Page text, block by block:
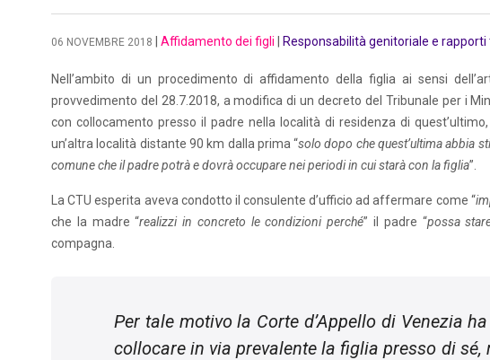
06 NOVEMBRE 2018 Affidamento dei figli Responsabilità genitoriale e
Nell’ambito di un procedimento di affidamento della figlia ai sensi
provvedimento del 28.7.2018, a modifica di un decreto del Tribunale per i
con collocamento presso il padre nella località di residenza di
un’altra località distante 90 km dalla prima “solo dopo che quest’ultima abbia
comune che il padre potrà e dovrà occupare nei periodi in cui starà con la figlia”.
La CTU esperita aveva condotto il consulente d’ufficio ad affermare come “
che la madre “realizzi in concreto le condizioni perché” il padre “possa
compagna.
Per tale motivo la Corte d’Appello di Venezia
collocare in via prevalente la figlia presso di